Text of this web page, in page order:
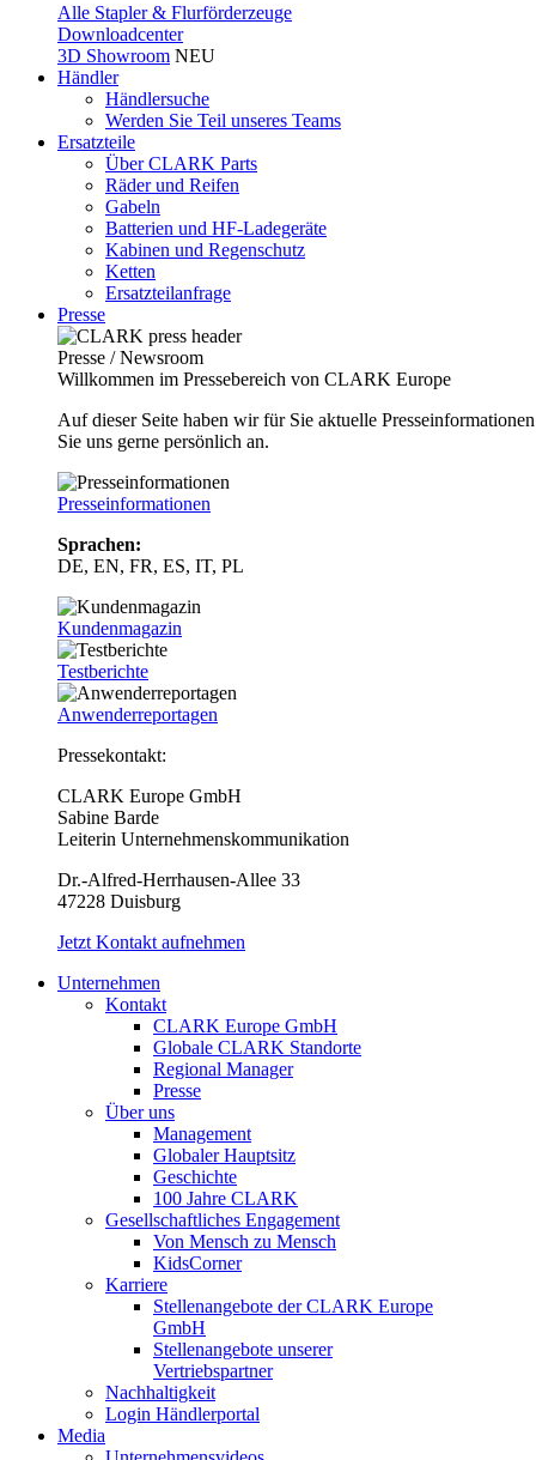
Alle Stapler & Flurförderzeuge
Downloadcenter
3D Showroom NEU
Händler
Händlersuche
Werden Sie Teil unseres Teams
Ersatzteile
Über CLARK Parts
Räder und Reifen
Gabeln
Batterien und HF-Ladegeräte
Kabinen und Regenschutz
Ketten
Ersatzteilanfrage
Presse
Presse / Newsroom
Willkommen im Pressebereich von CLARK Europe
Auf dieser Seite haben wir für Sie aktuelle
Sie uns gerne persönlich an.
Presseinformationen
Sprachen:
DE, EN, FR, ES, IT, PL
Kundenmagazin
Testberichte
Anwenderreportagen
Pressekontakt:
CLARK Europe GmbH
Sabine Barde
Leiterin Unternehmenskommunikation
Dr.-Alfred-Herrhausen-Allee 33
47228 Duisburg
Jetzt Kontakt aufnehmen
Unternehmen
Kontakt
CLARK Europe GmbH
Globale CLARK Standorte
Regional Manager
Presse
Über uns
Management
Globaler Hauptsitz
Geschichte
100 Jahre CLARK
Gesellschaftliches Engagement
Von Mensch zu Mensch
KidsCorner
Karriere
Stellenangebote der CLARK Europe
GmbH
Stellenangebote unserer
Vertriebspartner
Nachhaltigkeit
Login Händlerportal
Media